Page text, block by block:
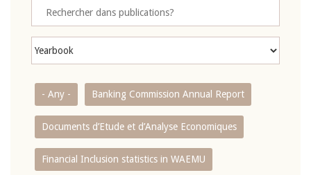
- Any - Banking Commission Annual Report
Documents d’Etude et d’Analyse Economiques
Financial Inclusion statistics in WAEMU